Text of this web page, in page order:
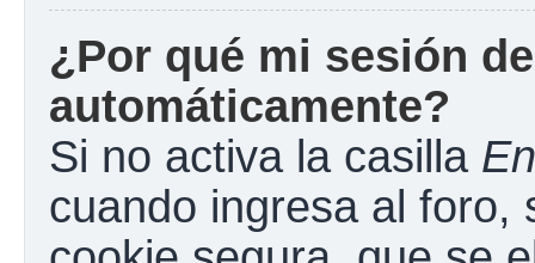
¿Por qué mi sesión
automáticamente?
Si no activa la casilla
cuando ingresa al foro,